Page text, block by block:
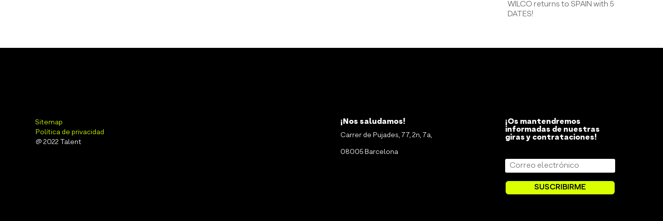
WILCO returns to SPAIN with 5
DATES!
Sitemap
Política de privacidad
@ 2022 Talent
¡Nos saludamos!
Carrer de Pujades, 77, 2n, 7a,
08005 Barcelona
¡Os mantendremos
informadas de nuestras
giras y contrataciones!
SUSCRIBIRME